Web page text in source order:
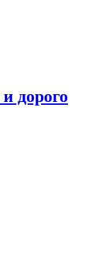
дорого